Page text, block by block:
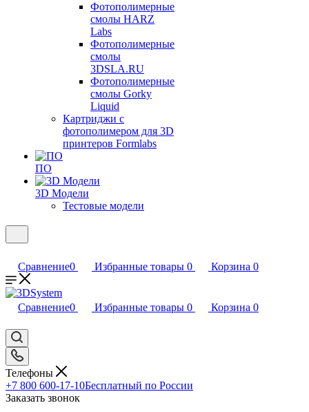
Фотополимерные
смолы HARZ
Labs
Фотополимерные
смолы
3DSLA.RU
Фотополимерные
смолы Gorky
Liquid
Картриджи с
фотополимером для 3D
принтеров Formlabs
ПО
3D Модели
Тестовые модели
Сравнение0 Избранные товары 0 Корзина 0
Сравнение0 Избранные товары 0 Корзина 0
Телефоны
+7 800 600-17-10Бесплатный по России
Заказать звонок